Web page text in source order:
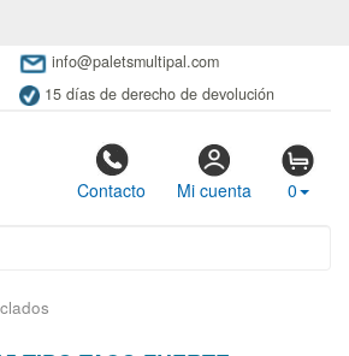
info@paletsmultipal.com
15 días de derecho de devolución
Contacto Mi cuenta 0